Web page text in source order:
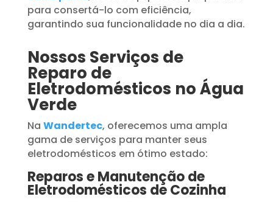
para consertá-lo com eficiência,
garantindo sua funcionalidade no dia a dia.
Nossos Serviços de
Reparo de
Eletrodomésticos no Água
Verde
Na Wandertec, oferecemos uma ampla
gama de serviços para manter seus
eletrodomésticos em ótimo estado:
Reparos e Manutenção de
Eletrodomésticos de Cozinha